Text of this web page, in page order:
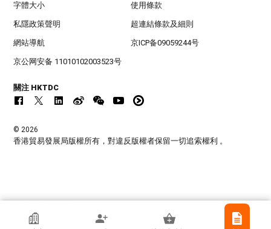
香港貿發局參展商
字體大小 使用條款
私隱政策聲明 超連結條款及細則
網站導航 京ICP备09059244号
京公网安备 11010102003523号
關注 HKTDC
© 2026
香港貿易發展局版權所有，對違反版權者保留一切追索權利 。